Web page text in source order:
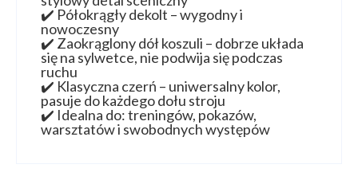
✔️ Półokrągły dekolt – wygodny i
nowoczesny
✔️ Zaokrąglony dół koszuli – dobrze układa
się na sylwetce, nie podwija się podczas
ruchu
✔️ Klasyczna czerń – uniwersalny kolor,
pasuje do każdego dołu stroju
✔️ Idealna do: treningów, pokazów,
warsztatów i swobodnych występów